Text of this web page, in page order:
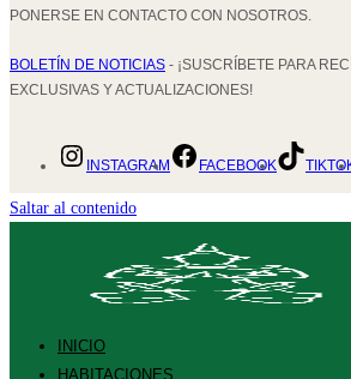
PONERSE EN CONTACTO CON NOSOTROS.
BOLETÍN DE NOTICIAS - ¡SUSCRÍBETE PARA
EXCLUSIVAS Y ACTUALIZACIONES!
INSTAGRAM FACEBOOK
Saltar al contenido
INICIO
HABITACIONES